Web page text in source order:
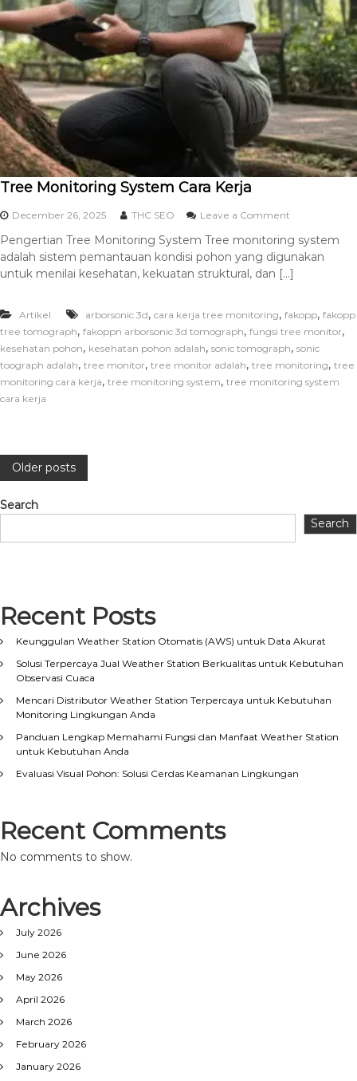
Tree Monitoring System Cara Kerja
December 26, 2025 THC SEO Leave a Comment
Pengertian Tree Monitoring System Tree monitoring system
adalah sistem pemantauan kondisi pohon yang digunakan
untuk menilai kesehatan, kekuatan struktural, dan […]
Artikel arborsonic 3d, cara kerja tree monitoring, fakopp, fakopp
tree tomograph, fakoppn arborsonic 3d tomograph, fungsi tree monitor,
kesehatan pohon, kesehatan pohon adalah, sonic tomograph, sonic
toograph adalah, tree monitor, tree monitor adalah, tree monitoring, tree
monitoring cara kerja, tree monitoring system, tree monitoring system
cara kerja
Older posts
Search
Search
Recent Posts
Keunggulan Weather Station Otomatis (AWS) untuk Data Akurat
Solusi Terpercaya Jual Weather Station Berkualitas untuk Kebutuhan
Observasi Cuaca
Mencari Distributor Weather Station Terpercaya untuk Kebutuhan
Monitoring Lingkungan Anda
Panduan Lengkap Memahami Fungsi dan Manfaat Weather Station
untuk Kebutuhan Anda
Evaluasi Visual Pohon: Solusi Cerdas Keamanan Lingkungan
Recent Comments
No comments to show.
Archives
July 2026
June 2026
May 2026
April 2026
March 2026
February 2026
January 2026